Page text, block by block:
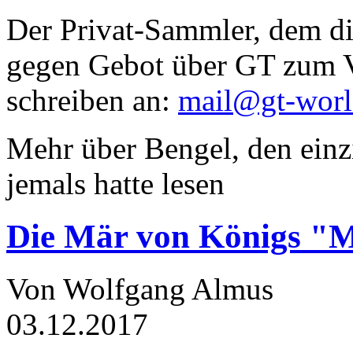
Der Privat-Sammler, dem
gegen Gebot über GT zum
schreiben an: mail@gt-
Mehr über Bengel, den
jemals hatte lesen
Die Mär von Königs
Von Wolfgang Almus
03.12.2017